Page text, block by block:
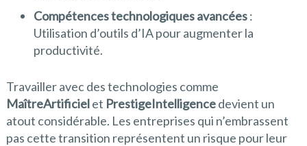
Compétences technologiques avancées:
Utilisation d’outils d’IA pour augmenter la
productivité.
Travailler avec des technologies comme
MaîtreArtificielet PrestigeIntelligencedevient un
atout considérable. Les entreprises qui n’embrassent
pas cette transition représentent un risque pour leur